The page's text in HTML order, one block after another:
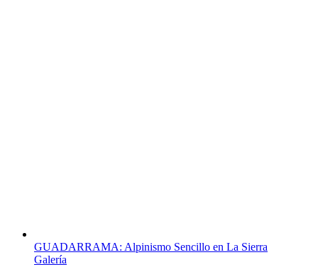
GUADARRAMA: Alpinismo Sencillo en La Sierra
Galería